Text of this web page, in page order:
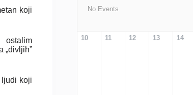
koji
ostalim
„divljih”
ljudi koji
No Events
10 11 12 13 14